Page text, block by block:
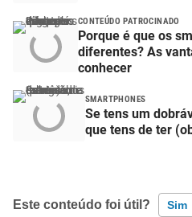
CONTEÚDO PATROCINADO
Porque é que os
diferentes? As
conhecer
SMARTPHONES
Se tens um
que tens de ter
Este conteúdo foi útil? Sim